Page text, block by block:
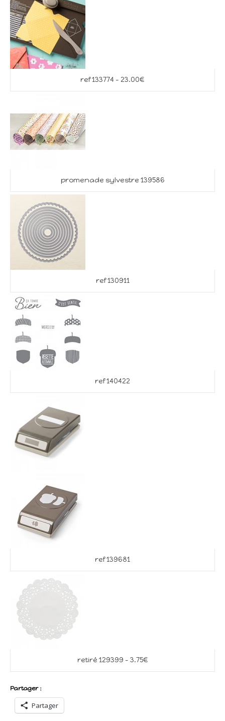
ref 133774 – 23.00€
promenade sylvestre 139586
ref 130911
ref 140422
ref 139681
retiré 129399 – 3.75€
Partager :
Partager